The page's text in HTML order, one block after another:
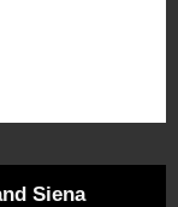
Siena